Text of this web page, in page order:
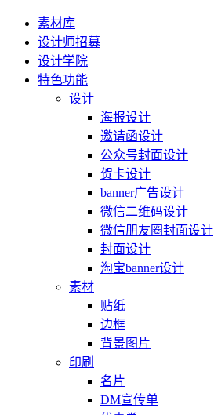
素材库
设计师招募
设计学院
特色功能
设计
海报设计
邀请函设计
公众号封面设计
贺卡设计
banner广告设计
微信二维码设计
微信朋友圈封面设计
封面设计
淘宝banner设计
素材
贴纸
边框
背景图片
印刷
名片
DM宣传单